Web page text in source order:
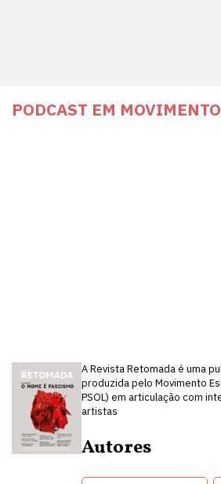
PODCAST EM MOVIMENTO
A Revista Retomada é uma
produzida pelo Movimento
PSOL) em articulação com
artistas
Autores